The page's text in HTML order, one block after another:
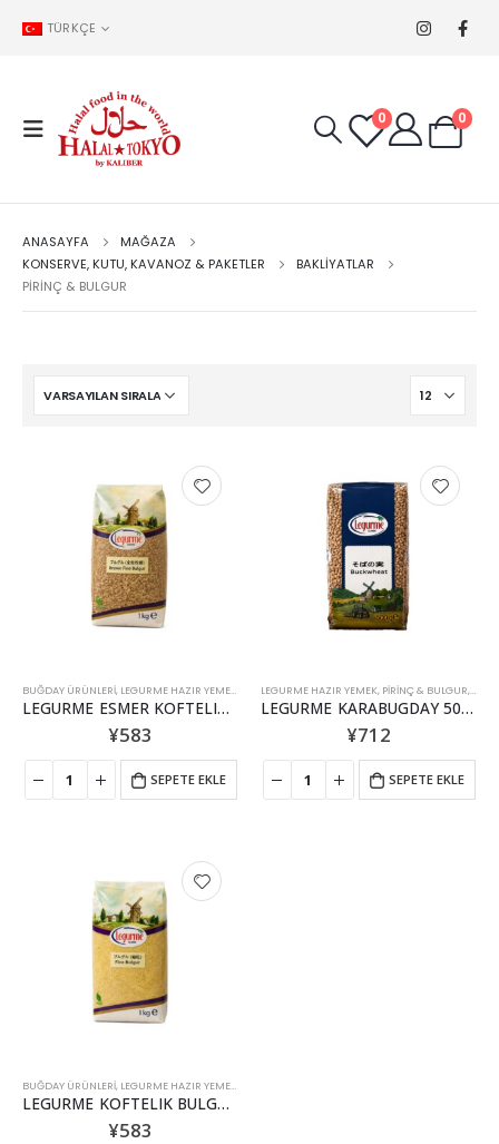
TÜRKÇE
0 0
ANASAYFA
MAĞAZA
KONSERVE, KUTU, KAVANOZ & PAKETLER
BAKLIYATLAR
PIRINÇ & BULGUR
BUĞDAY ÜRÜNLERI, LEGURME HAZIR YEMEK PIRINÇ & BULGUR
LEGURME ESMER KOFTELIK BULGUR 1KG
¥583
SEPETE EKLE
LEGURME HAZIR YEMEK, PIRINÇ & BULGUR,TAHIL
LEGURME KARABUGDAY 500GR
¥712
SEPETE EKLE
BUĞDAY ÜRÜNLERI, LEGURME HAZIR YEMEK
LEGURME KOFTELIK BULGUR 1KG
¥583